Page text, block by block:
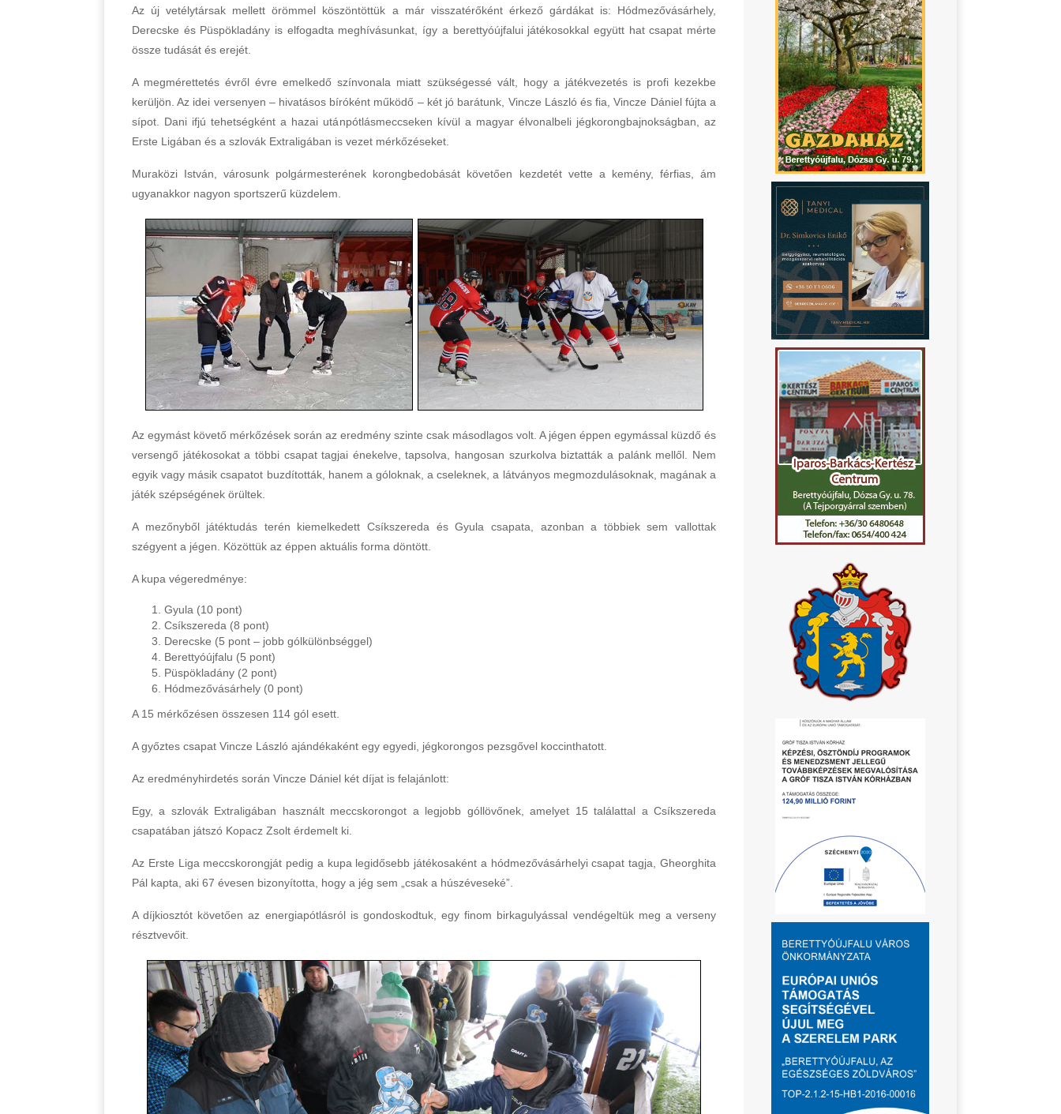
Az új vetélytársak mellett örömmel köszöntöttük a már visszatérőként érkező gárdákat is: Hódmezővásárhely,
Derecske és Püspökladány is elfogadta meghívásunkat, így a berettyóújfalui játékosokkal együtt hat csapat mérte
össze tudását és erejét.
A megmérettetés évről évre emelkedő színvonala miatt szükségessé vált, hogy a játékvezetés is profi kezekbe
kerüljön. Az idei versenyen – hivatásos bíróként működő – két jó barátunk, Vincze László és fia, Vincze Dániel fújta a
sípot. Dani ifjú tehetségként a hazai utánpótlásmeccseken kívül a magyar élvonalbeli jégkorongbajnokságban, az
Erste Ligában és a szlovák Extraligában is vezet mérkőzéseket.
Muraközi István, városunk polgármesterének korongbedobását követően kezdetét vette a kemény, férfias, ám
ugyanakkor nagyon sportszerű küzdelem.
Az egymást követő mérkőzések során az eredmény szinte csak másodlagos volt. A jégen éppen egymással küzdő és
versengő játékosokat a többi csapat tagjai énekelve, tapsolva, hangosan szurkolva biztatták a palánk mellől. Nem
egyik vagy másik csapatot buzdították, hanem a góloknak, a cseleknek, a látványos megmozdulásoknak, magának a
játék szépségének örültek.
A mezőnyből játéktudás terén kiemelkedett Csíkszereda és Gyula csapata, azonban a többiek sem vallottak
szégyent a jégen. Közöttük az éppen aktuális forma döntött.
A kupa végeredménye:
Gyula (10 pont)
Csíkszereda (8 pont)
Derecske (5 pont – jobb gólkülönbséggel)
Berettyóújfalu (5 pont)
Püspökladány (2 pont)
Hódmezővásárhely (0 pont)
A 15 mérkőzésen összesen 114 gól esett.
A győztes csapat Vincze László ajándékaként egy egyedi, jégkorongos pezsgővel koccinthatott.
Az eredményhirdetés során Vincze Dániel két díjat is felajánlott:
Egy, a szlovák Extraligában használt meccskorongot a legjobb góllövőnek, amelyet 15 találattal a Csíkszereda
csapatában játszó Kopacz Zsolt érdemelt ki.
Az Erste Liga meccskorongját pedig a kupa legidősebb játékosaként a hódmezővásárhelyi csapat tagja, Gheorghita
Pál kapta, aki 67 évesen bizonyította, hogy a jég sem „csak a húszéveseké”.
A díjkiosztót követően az energiapótlásról is gondoskodtuk, egy finom birkagulyással vendégeltük meg a verseny
résztvevőit.